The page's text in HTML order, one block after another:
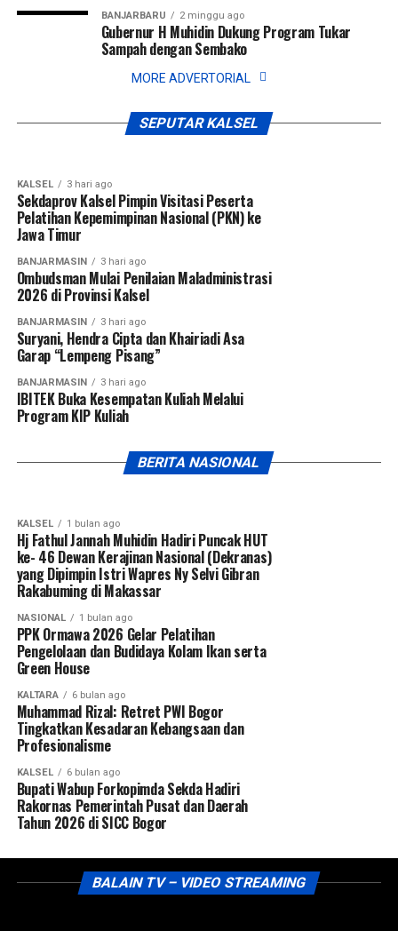
BANJARBARU 2 minggu ago
Gubernur H Muhidin Dukung Program Tukar
Sampah dengan Sembako
MORE ADVERTORIAL
SEPUTAR KALSEL
Gubernur H Muhidin Silaturahmi Bersama
Menteri Agama dan Tokoh Agama
14 jam ago
Tegaskan Kompetensi Wartawan Tetap Menjadi
Profesional, Integritas dan Tanggung Jawab
KALSEL 3 hari ago
Sekdaprov Kalsel Pimpin Visitasi Peserta
Pelatihan Kepemimpinan Nasional (PKN) ke
Jawa Timur
BANJARMASIN 3 hari ago
Ombudsman Mulai Penilaian Maladministrasi
2026 di Provinsi Kalsel
BANJARMASIN 3 hari ago
Suryani, Hendra Cipta dan Khairiadi Asa
Garap “Lempeng Pisang”
BANJARMASIN 3 hari ago
IBITEK Buka Kesempatan Kuliah Melalui
Program KIP Kuliah
BERITA NASIONAL
KALSEL 3 minggu ago
Ketua Umum SMSI Kukuhkan Pokja Newsroom
Jaga Desa di Lampung Mengawal Desa,
Mencegah Jaksa
Jaringan Peretas Bank Jambi Diringkus, Satu
Tersangka Pernah Bobol Bank Kalsel
KALSEL 1 bulan ago
Hj Fathul Jannah Muhidin Hadiri Puncak HUT
ke- 46 Dewan Kerajinan Nasional (Dekranas)
yang Dipimpin Istri Wapres Ny Selvi Gibran
Rakabuming di Makassar
NASIONAL 1 bulan ago
PPK Ormawa 2026 Gelar Pelatihan
Pengelolaan dan Budidaya Kolam Ikan serta
Green House
KALTARA 6 bulan ago
Muhammad Rizal: Retret PWI Bogor
Tingkatkan Kesadaran Kebangsaan dan
Profesionalisme
KALSEL 6 bulan ago
Bupati Wabup Forkopimda Sekda Hadiri
Rakornas Pemerintah Pusat dan Daerah
Tahun 2026 di SICC Bogor
BALAIN TV – VIDEO STREAMING